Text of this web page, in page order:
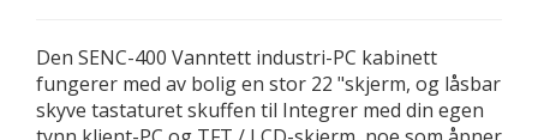
Den SENC-400 Vanntett industri-PC kabinett
fungerer med av bolig en stor 22 "skjerm, og låsbar
skyve tastaturet skuffen til Integrer med din egen